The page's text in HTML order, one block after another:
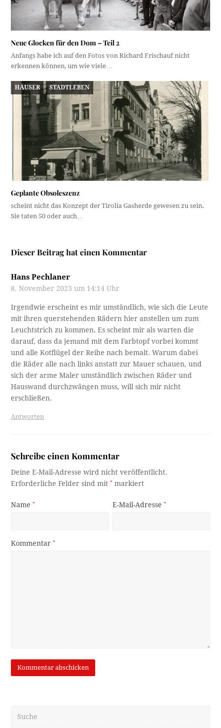
Neue Glocken für den Dom – Teil 2
Anfangs habe ich auf den Fotos von Richard Frischauf nicht
erkennen können, um wie viele…
HÄUSER STADTLEBEN
Geplante Obsoleszenz
scheint nicht das Konzept der Tirolia Gasherde gewesen zu sein.
Sie taten 50 oder auch…
Dieser Beitrag hat einen Kommentar
Hans Pechlaner
8. November 2023 um 14:14 Uhr
Irgendwie erscheint es mir umständlich, wie sich die Leute
mit ihren querstehenden Rädern hier anstellen um zum
Leuchtstrich zu kommen. Es scheint mir als warten die
darauf, dass da jemand mit dem Farbtopf vorbei kommt
und alle Kotflügel der Reihe nach bemalt. Warum dabei
die Räder alle nach links anstatt zur Mauer schauen, und
sich der arme Maler umständlich zwischen Räder und
Hauswand durchzwängen muss, will sich mir nicht
erschließen.
Antworten
Schreibe einen Kommentar
Deine E-Mail-Adresse wird nicht veröffentlicht.
Erforderliche Felder sind mit* markiert
Name* E-Mail-Adresse*
Kommentar*